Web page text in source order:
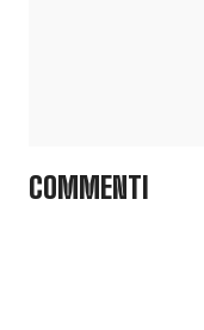
COMMENTI